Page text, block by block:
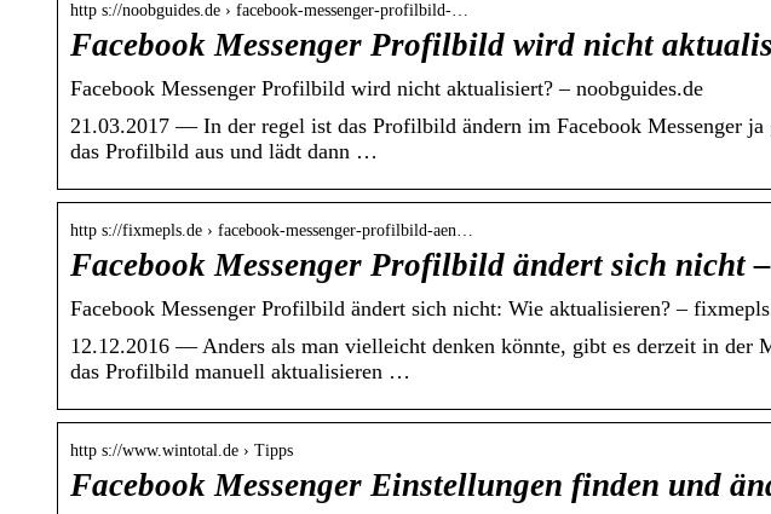
http s://noobguides.de › facebook-messenger-profilbild-…
Facebook Messenger Profilbild wird nicht
Facebook Messenger Profilbild wird nicht aktualisiert? – noobguides.de
21.03.2017 — In der regel ist das Profilbild ändern im Facebook Messenger
das Profilbild aus und lädt dann …
http s://fixmepls.de › facebook-messenger-profilbild-aen…
Facebook Messenger Profilbild ändert sich nicht
Facebook Messenger Profilbild ändert sich nicht: Wie aktualisieren? –
12.12.2016 — Anders als man vielleicht denken könnte, gibt es derzeit in der
das Profilbild manuell aktualisieren …
http s://www.wintotal.de › Tipps
Facebook Messenger Einstellungen finden und